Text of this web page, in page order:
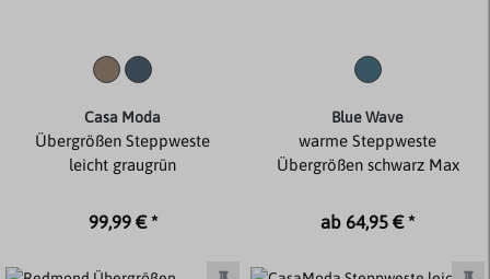
Casa Moda
Übergrößen Steppweste
leicht graugrün
99,99 € *
Blue Wave
warme Steppweste
Übergrößen schwarz Max
ab 64,95 € *